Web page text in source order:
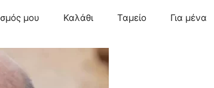
μου Καλάθι Ταμείο Για μένα